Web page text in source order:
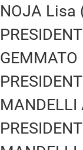
NOJA Lisa